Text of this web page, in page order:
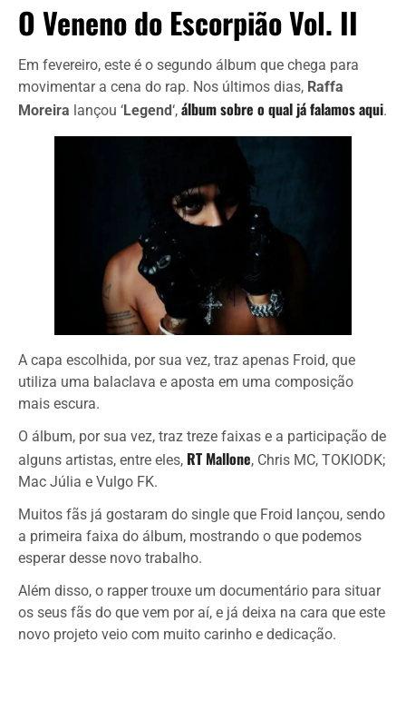
O Veneno do Escorpião Vol. II
Em fevereiro, este é o segundo álbum que chega para
movimentar a cena do rap. Nos últimos dias, Raffa
Moreira lançou ‘Legend‘, álbum sobre o qual já falamos aqui.
A capa escolhida, por sua vez, traz apenas Froid, que
utiliza uma balaclava e aposta em uma composição
mais escura.
O álbum, por sua vez, traz treze faixas e a participação de
alguns artistas, entre eles, RT Mallone, Chris MC, TOKIODK;
Mac Júlia e Vulgo FK.
Muitos fãs já gostaram do single que Froid lançou, sendo
a primeira faixa do álbum, mostrando o que podemos
esperar desse novo trabalho.
Além disso, o rapper trouxe um documentário para situar
os seus fãs do que vem por aí, e já deixa na cara que este
novo projeto veio com muito carinho e dedicação.